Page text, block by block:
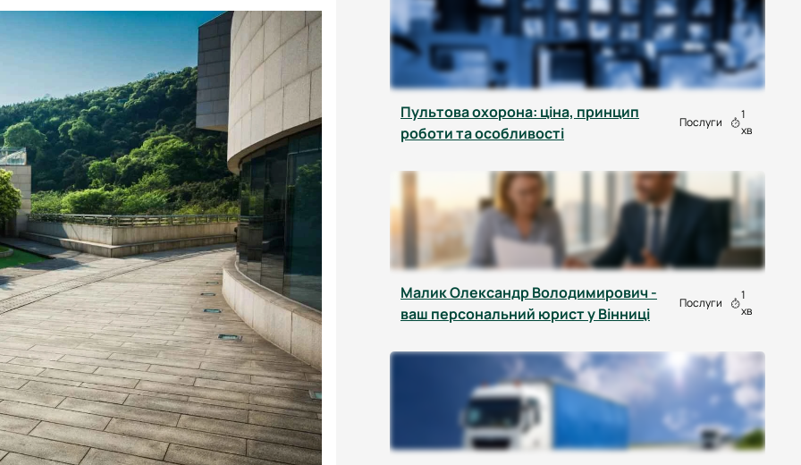
Пультова охорона: ціна, принцип
роботи та особливості
Послуги
1
хв
Малик Олександр Володимирович -
ваш персональний юрист у Вінниці
Послуги
1
хв